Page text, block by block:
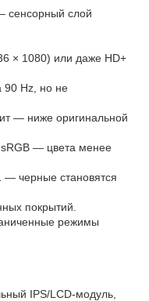
сенсорный слой
× 1080) или даже HD+
90 Hz, но не
— ниже оригинальной
— цвета менее
— черные становятся
покрытий.
режимы
IPS/LCD-модуль,